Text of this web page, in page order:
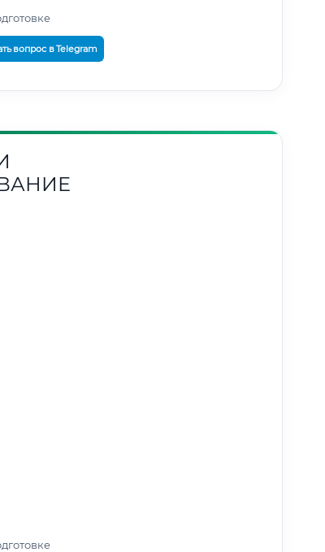
вопрос в Telegram